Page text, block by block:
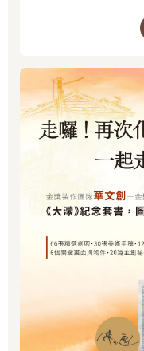
菸室，如今想來何等烏
人走出屋外，吸了幾口
一夜汙泥。
從清晨咖啡館出來，再
味，都是去當時延吉街
免了，鹹豆漿中放下不
步行回東豐街的家。
夜貓生活在我開始製作
得五點到電視台，只好
出門，還是清晨光音，
台北是不同的台北。
清晨出門工作的我，反
年也沒美而美星巴克，
乎都變得匆匆，看到的
啦嘩啦，單車後載著豆